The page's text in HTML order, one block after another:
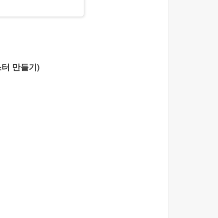
만들기)